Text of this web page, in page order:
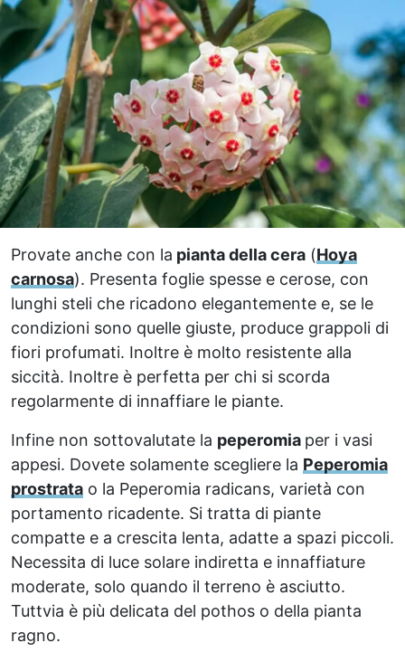
Provate anche con la pianta della cera (Hoya
carnosa). Presenta foglie spesse e cerose, con
lunghi steli che ricadono elegantemente e, se le
condizioni sono quelle giuste, produce grappoli di
fiori profumati. Inoltre è molto resistente alla
siccità. Inoltre è perfetta per chi si scorda
regolarmente di innaffiare le piante.
Infine non sottovalutate la peperomia per i vasi
appesi. Dovete solamente scegliere la Peperomia
prostrata o la Peperomia radicans, varietà con
portamento ricadente. Si tratta di piante
compatte e a crescita lenta, adatte a spazi piccoli.
Necessita di luce solare indiretta e innaffiature
moderate, solo quando il terreno è asciutto.
Tuttvia è più delicata del pothos o della pianta
ragno.